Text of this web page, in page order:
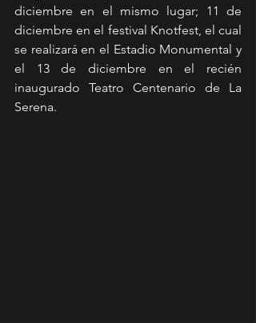
diciembre en el mismo lugar; 11 de
diciembre en el festival Knotfest, el cual
se realizará en el Estadio Monumental y
el 13 de diciembre en el recién
inaugurado Teatro Centenario de La
Serena.